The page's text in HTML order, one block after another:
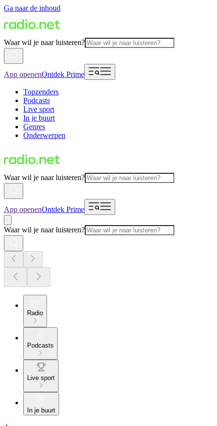
Ga naar de inhoud
Waar wil je naar luisteren?
App openenOntdek Prime
Topzenders
Podcasts
Live sport
In je buurt
Genres
Onderwerpen
Waar wil je naar luisteren?
App openenOntdek Prime
Waar wil je naar luisteren?
Radio
Podcasts
Live sport
In je buurt